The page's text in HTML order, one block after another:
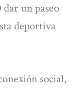
un paseo
deportiva
social,